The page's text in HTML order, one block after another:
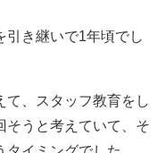
引き継いで1年頃でし
て、スタッフ教育をし
そうと考えていて、そ